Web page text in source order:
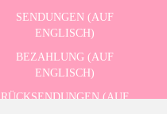
SENDUNGEN (AUF
ENGLISCH)
BEZAHLUNG (AUF
ENGLISCH)
RÜCKSENDUNGEN (AUF